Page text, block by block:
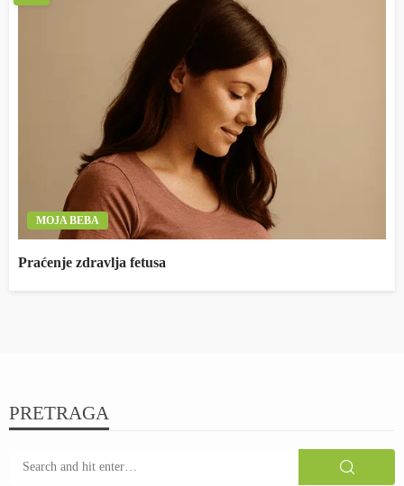
MOJA BEBA
Praćenje zdravlja fetusa
PRETRAGA